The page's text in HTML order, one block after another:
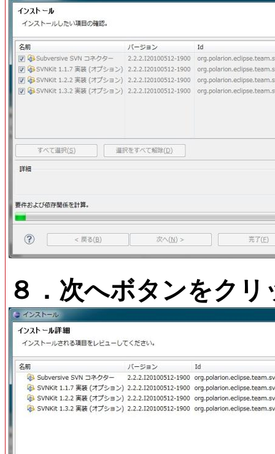
８．次へボタンをク